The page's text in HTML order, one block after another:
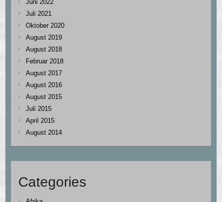
Juni 2022
Juli 2021
Oktober 2020
August 2019
August 2018
Februar 2018
August 2017
August 2016
August 2015
Juli 2015
April 2015
August 2014
Categories